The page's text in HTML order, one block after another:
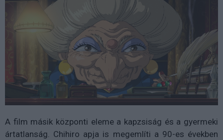
A film másik központi eleme a kapzsiság és a gyermeki
ártatlanság. Chihiro apja is megemlíti a 90-es években